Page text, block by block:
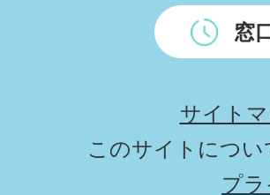
窓
サイト
このサイトについ
プ